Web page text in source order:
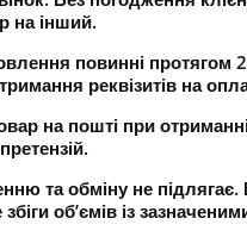
на інший.
повинні протягом
реквізитів на
на пошті при
та обміну не
об’ємів із